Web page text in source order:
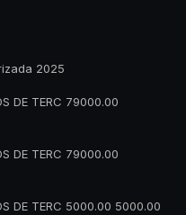
2025
DE TERC 79000.00
DE TERC 79000.00
DE TERC 5000.00 5000.00